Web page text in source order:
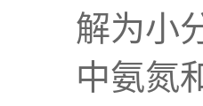
解为小
中氨氮